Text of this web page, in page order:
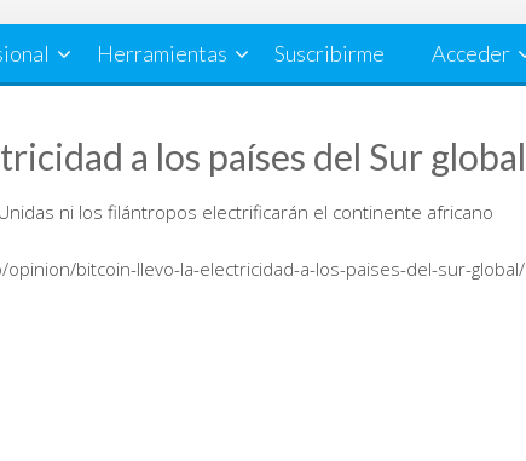
Herramientas Suscribirme Acceder
a los países del Sur global
ni los filántropos electrificarán el continente africano
bitcoin-llevo-la-electricidad-a-los-paises-del-sur-global/